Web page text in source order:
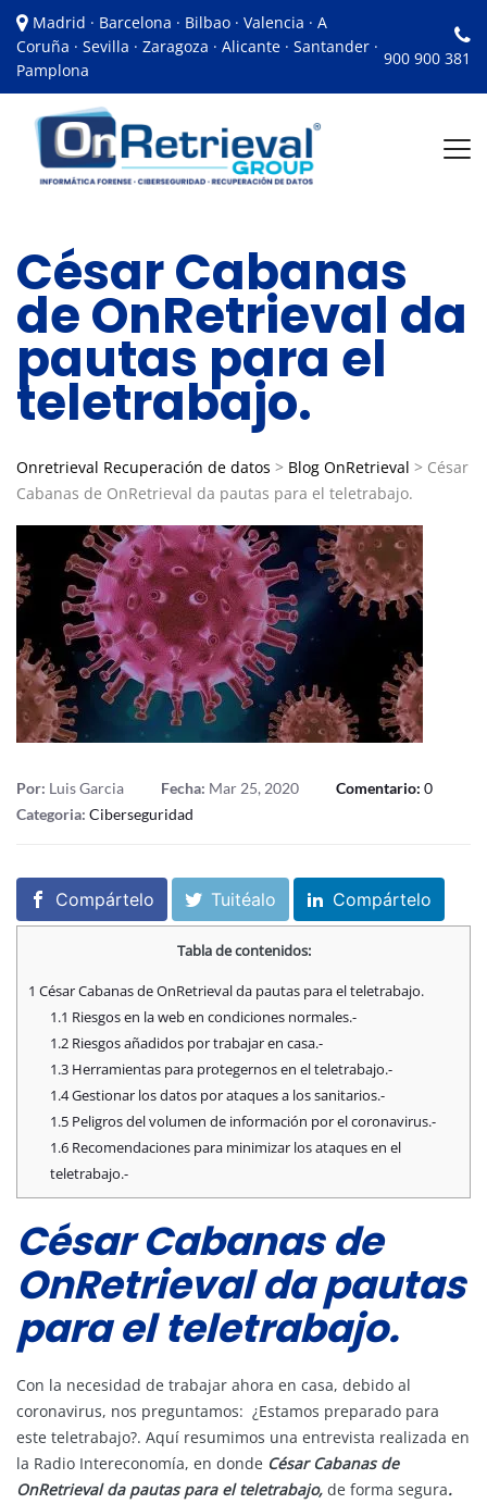
Madrid · Barcelona · Bilbao · Valencia · A
Coruña · Sevilla · Zaragoza · Alicante · Santander ·
Pamplona
900 900 381
César Cabanas
de OnRetrieval da
pautas para el
teletrabajo.
Onretrieval Recuperación de datos > Blog OnRetrieval > César
Cabanas de OnRetrieval da pautas para el teletrabajo.
Por: Luis Garcia Fecha: Mar 25, 2020 Comentario: 0
Categoria: Ciberseguridad
Compártelo Tuitéalo Compártelo
Tabla de contenidos:
1 César Cabanas de OnRetrieval da pautas para el teletrabajo.
1.1 Riesgos en la web en condiciones normales.-
1.2Riesgos añadidos por trabajar en casa.-
1.3Herramientas para protegernos en el teletrabajo.-
1.4Gestionar los datos por ataques a los sanitarios.-
1.5Peligros del volumen de información por el coronavirus.-
1.6Recomendaciones para minimizar los ataques en el
teletrabajo.-
César Cabanas de
OnRetrieval da pautas
para el teletrabajo.
Con la necesidad de trabajar ahora en casa, debido al
coronavirus, nos preguntamos: ¿Estamos preparado para
este teletrabajo?. Aquí resumimos una entrevista realizada en
la Radio Intereconomía, en donde César Cabanas de
OnRetrievalda pautas para el teletrabajo, de forma segura.